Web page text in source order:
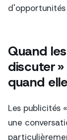
Quand
discuter
quand
Les publicités
une